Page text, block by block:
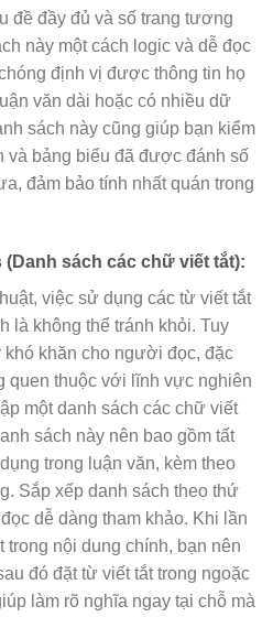
đề đầy đủ và số trang tương
này một cách logic và dễ đọc
định vị được thông tin họ
văn dài hoặc có nhiều dữ
sách này cũng giúp bạn kiểm
và bảng biểu đã được đánh số
đảm bảo tính nhất quán trong
sách các chữ viết tắt):
việc sử dụng các từ viết tắt
là không thể tránh khỏi. Tuy
khó khăn cho người đọc, đặc
quen thuộc với lĩnh vực nghiên
một danh sách các chữ viết
sách này nên bao gồm tất
trong luận văn, kèm theo
Sắp xếp danh sách theo thứ
dễ dàng tham khảo. Khi lần
nội dung chính, bạn nên
đó đặt từ viết tắt trong ngoặc
làm rõ nghĩa ngay tại chỗ mà